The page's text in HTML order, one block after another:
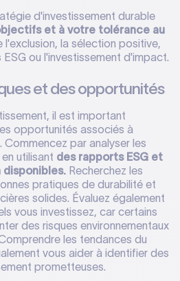
d'investissement durable
et à votre tolérance au
l'exclusion, la sélection positive,
ou l'investissement d'impact.
et des opportunités
il est important
opportunités associés à
Commencez par analyser les
utilisant des rapports ESG et
disponibles. Recherchez les
pratiques de durabilité et
solides. Évaluez également
vous investissez, car certains
des risques environnementaux
les tendances du
vous aider à identifier des
prometteuses.